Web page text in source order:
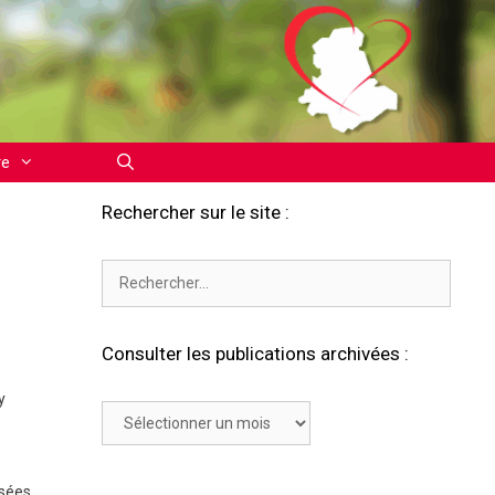
Rechercher sur le site :
Consulter les publications archivées :